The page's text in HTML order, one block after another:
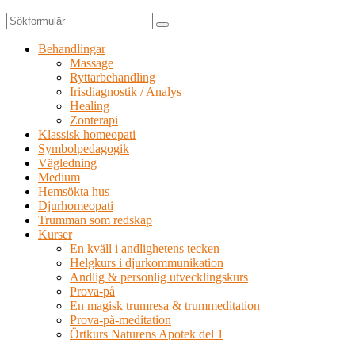
Sök
Behandlingar
Massage
Ryttarbehandling
Irisdiagnostik / Analys
Healing
Zonterapi
Klassisk homeopati
Symbolpedagogik
Vägledning
Medium
Hemsökta hus
Djurhomeopati
Trumman som redskap
Kurser
En kväll i andlighetens tecken
Helgkurs i djurkommunikation
Andlig & personlig utvecklingskurs
Prova-på
En magisk trumresa & trummeditation
Prova-på-meditation
Örtkurs Naturens Apotek del 1